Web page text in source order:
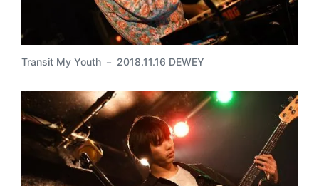
Transit My Youth － 2018.11.16 DEWEY